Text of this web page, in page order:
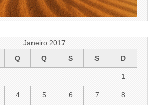
Janeiro 2017
Q Q S S D
1
4 5 6 7 8